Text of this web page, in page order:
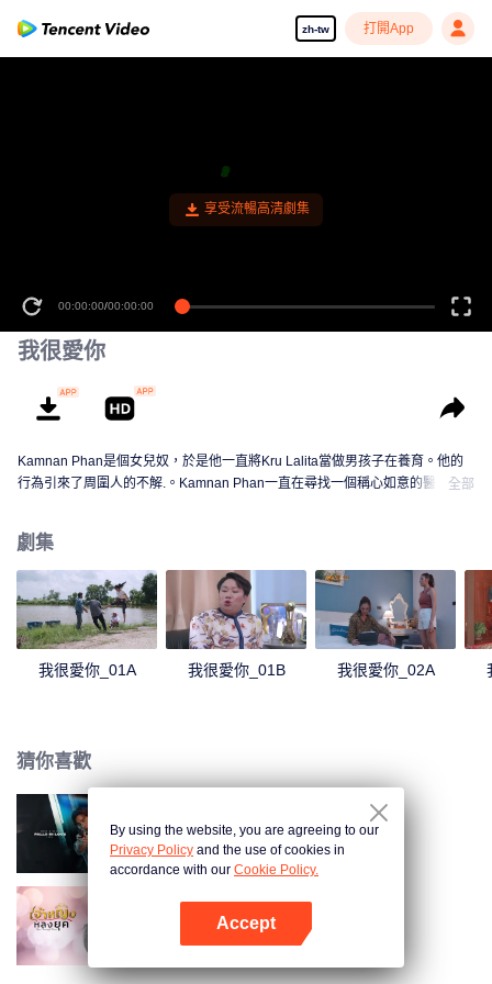
zh-tw 打開App
享受流暢高清劇集
00:00:00/00:00:00
我很愛你
Kamnan Phan是個女兒奴，於是他一直將Kru Lalita當做男孩子在養育。他的
行為引來了周圍人的不解.。Kamnan Phan一直在尋找一個稱心如意的醫生女
了，而此時她身邊已有帥氣多金的老公Tide。Tide決定要解決任何來糾纏自己
女人的人...
全部
劇集
我很愛你_01A 我很愛你_01B 我很愛你_02A
猜你喜歡
如果蝸牛有愛情 (泰國版)
公主龍玉
By using the website, you are agreeing to our
Privacy Policy and the use of cookies in
accordance with our Cookie Policy.
Accept